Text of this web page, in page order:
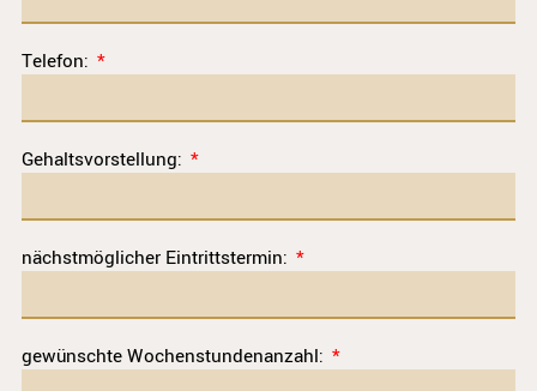
Telefon:
Gehaltsvorstellung:
nächstmöglicher Eintrittstermin:
gewünschte Wochenstundenanzahl: